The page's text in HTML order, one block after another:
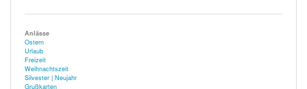
Anlässe
Ostern
Urlaub
Freizeit
Weihnachtszeit
Silvester | Neujahr
Grußkarten